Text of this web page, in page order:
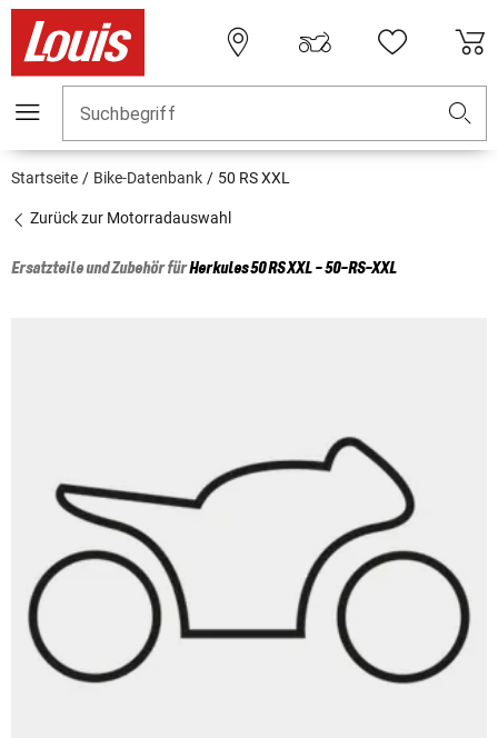
Suchbegriff
Startseite Bike-Datenbank 50 RS XXL
Zurück zur Motorradauswahl
Ersatzteile und Zubehör fürHerkules50 RS XXL - 50-RS-XXL